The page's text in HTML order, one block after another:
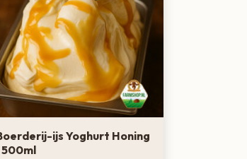
ijs Yoghurt Honing
| 500ml